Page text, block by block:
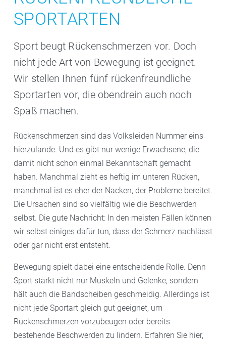
SPORTARTEN
Sport beugt Rückenschmerzen vor. Doch
nicht jede Art von Bewegung ist geeignet.
Wir stellen Ihnen fünf rückenfreundliche
Sportarten vor, die obendrein auch noch
Spaß machen.
Rückenschmerzen sind das Volksleiden Nummer eins
hierzulande. Und es gibt nur wenige Erwachsene, die
damit nicht schon einmal Bekanntschaft gemacht
haben. Manchmal zieht es heftig im unteren Rücken,
manchmal ist es eher der Nacken, der Probleme bereitet.
Die Ursachen sind so vielfältig wie die Beschwerden
selbst. Die gute Nachricht: In den meisten Fällen können
wir selbst einiges dafür tun, dass der Schmerz nachlässt
oder gar nicht erst entsteht.
Bewegung spielt dabei eine entscheidende Rolle. Denn
Sport stärkt nicht nur Muskeln und Gelenke, sondern
hält auch die Bandscheiben geschmeidig. Allerdings ist
nicht jede Sportart gleich gut geeignet, um
Rückenschmerzen vorzubeugen oder bereits
bestehende Beschwerden zu lindern. Erfahren Sie hier,